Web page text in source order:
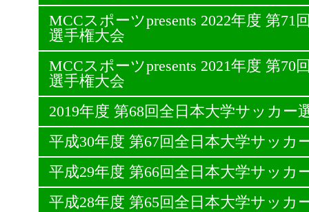
MCCスポーツpresents 2022年度 第71
選手権大会
MCCスポーツpresents 2021年度 第70
選手権大会
2019年度 第68回全日本大学サッカー
平成30年度 第67回全日本大学サッカ
平成29年度 第66回全日本大学サッカ
平成28年度 第65回全日本大学サッカ